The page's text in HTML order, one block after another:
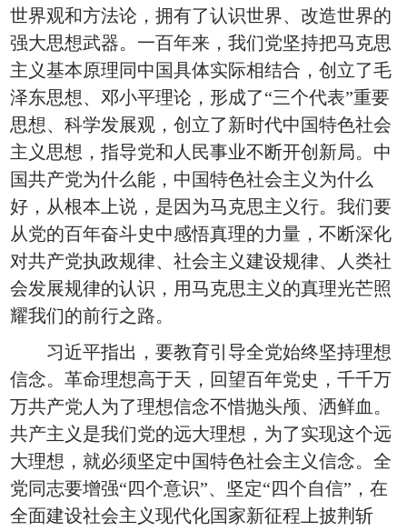
世界观和方法论，拥有了认识世界、改造世界的
强大思想武器。一百年来，我们党坚持把马克思
主义基本原理同中国具体实际相结合，创立了毛
泽东思想、邓小平理论，形成了“三个代表”重要
思想、科学发展观，创立了新时代中国特色社会
主义思想，指导党和人民事业不断开创新局。中
国共产党为什么能，中国特色社会主义为什么
好，从根本上说，是因为马克思主义行。我们要
从党的百年奋斗史中感悟真理的力量，不断深化
对共产党执政规律、社会主义建设规律、人类社
会发展规律的认识，用马克思主义的真理光芒照
耀我们的前行之路。
习近平指出，要教育引导全党始终坚持理想
信念。革命理想高于天，回望百年党史，千千万
万共产党人为了理想信念不惜抛头颅、洒鲜血。
共产主义是我们党的远大理想，为了实现这个远
大理想，就必须坚定中国特色社会主义信念。全
党同志要增强“四个意识”、坚定“四个自信”，在
全面建设社会主义现代化国家新征程上披荆斩